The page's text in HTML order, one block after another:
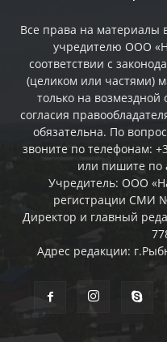
Все права на материалы
учредителю ООО
соответствии с
(целиком или частями)
только на возмездной
согласия
обязательна. По
звоните по телефонам:
или пишите по
Учредитель: ООО
регистрации СМИ
Директор и главный
Адрес редакции: